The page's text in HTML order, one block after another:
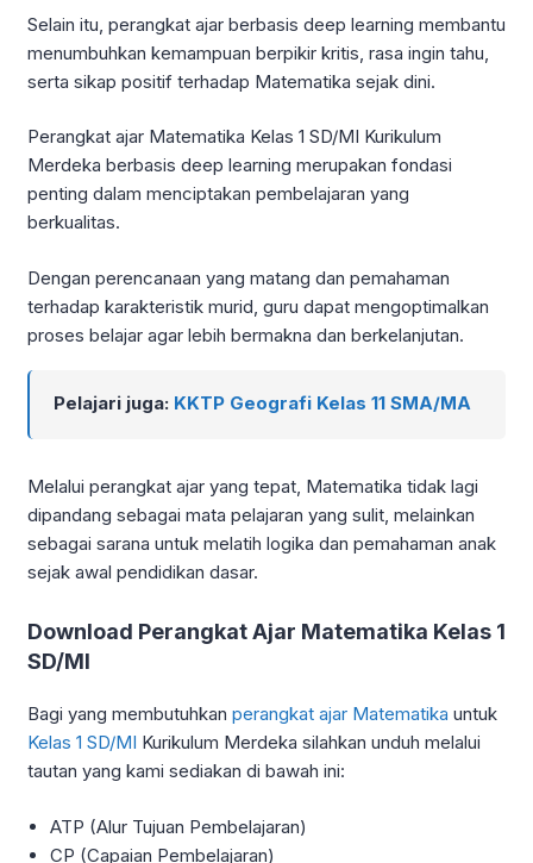
Selain itu, perangkat ajar berbasis deep learning membantu
menumbuhkan kemampuan berpikir kritis, rasa ingin tahu,
serta sikap positif terhadap Matematika sejak dini.
Perangkat ajar Matematika Kelas 1 SD/MI Kurikulum
Merdeka berbasis deep learning merupakan fondasi
penting dalam menciptakan pembelajaran yang
berkualitas.
Dengan perencanaan yang matang dan pemahaman
terhadap karakteristik murid, guru dapat mengoptimalkan
proses belajar agar lebih bermakna dan berkelanjutan.
Pelajari juga: KKTP Geografi Kelas 11 SMA/MA
Melalui perangkat ajar yang tepat, Matematika tidak lagi
dipandang sebagai mata pelajaran yang sulit, melainkan
sebagai sarana untuk melatih logika dan pemahaman anak
sejak awal pendidikan dasar.
Download Perangkat Ajar Matematika Kelas 1
SD/MI
Bagi yang membutuhkan perangkat ajar Matematika untuk
Kelas 1 SD/MI Kurikulum Merdeka silahkan unduh melalui
tautan yang kami sediakan di bawah ini:
ATP (Alur Tujuan Pembelajaran)
CP (Capaian Pembelajaran)